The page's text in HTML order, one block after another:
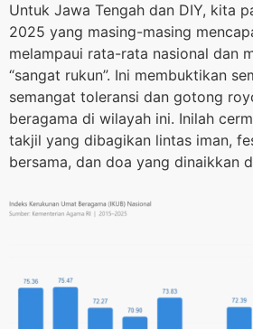
Untuk Jawa Tengah dan DIY, kita
2025 yang masing-masing
melampaui rata-rata nasional dan
“sangat rukun”. Ini membuktikan
semangat toleransi dan gotong
beragama di wilayah ini. Inilah
takjil yang dibagikan lintas iman,
bersama, dan doa yang dinaikkan